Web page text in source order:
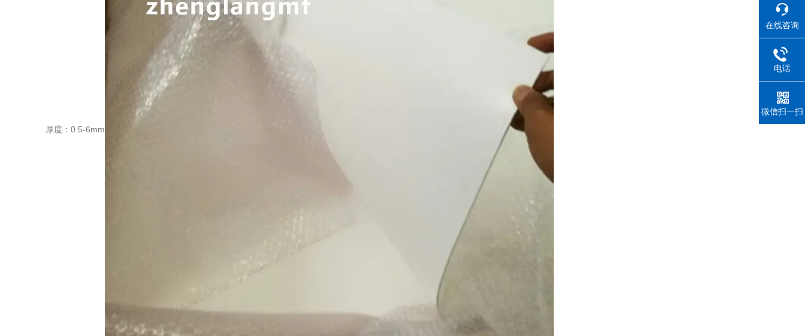
厚度：0.5-6mm
在线咨询
电话
微信扫一扫